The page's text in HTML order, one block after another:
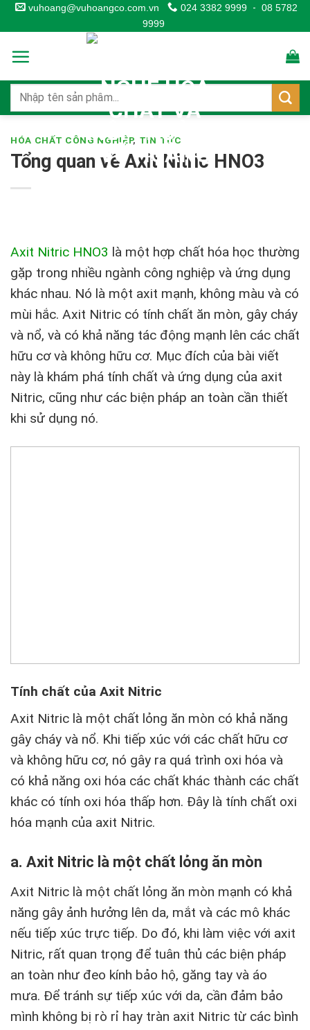
Skip
to
content
vuhoang@vuhoangco.com.vn 024 3382 9999 - 08 5782
9999
HÓA CHẤT CÔNG NGHIỆP, TIN TỨC
Tổng quan về Axit Nitric HNO3
Axit Nitric HNO3 là một hợp chất hóa học thường
gặp trong nhiều ngành công nghiệp và ứng dụng
khác nhau. Nó là một axit mạnh, không màu và có
mùi hắc. Axit Nitric có tính chất ăn mòn, gây cháy
và nổ, và có khả năng tác động mạnh lên các chất
hữu cơ và không hữu cơ. Mục đích của bài viết
này là khám phá tính chất và ứng dụng của axit
Nitric, cũng như các biện pháp an toàn cần thiết
khi sử dụng nó.
Tính chất của Axit Nitric
Axit Nitric là một chất lỏng ăn mòn có khả năng
gây cháy và nổ. Khi tiếp xúc với các chất hữu cơ
và không hữu cơ, nó gây ra quá trình oxi hóa và
có khả năng oxi hóa các chất khác thành các chất
khác có tính oxi hóa thấp hơn. Đây là tính chất oxi
hóa mạnh của axit Nitric.
a. Axit Nitric là một chất lỏng ăn mòn
Axit Nitric là một chất lỏng ăn mòn mạnh có khả
năng gây ảnh hưởng lên da, mắt và các mô khác
nếu tiếp xúc trực tiếp. Do đó, khi làm việc với axit
Nitric, rất quan trọng để tuân thủ các biện pháp
an toàn như đeo kính bảo hộ, găng tay và áo
mưa. Để tránh sự tiếp xúc với da, cần đảm bảo
mình không bị rò rỉ hay tràn axit Nitric từ các bình